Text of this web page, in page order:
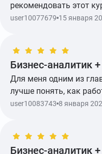
рекомендовать этот
Показать ещё
user10077679 15 января
Бизнес-аналитик
Для меня одним из
лучше понять, как
user10083743 8 января
Бизнес-аналитик